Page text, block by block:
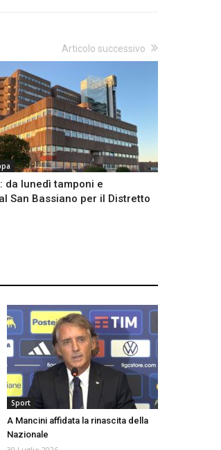
Articolo successivo
da lunedì tamponi e
San Bassiano per il Distretto
Sport
A Mancini affidata la rinascita della
Nazionale